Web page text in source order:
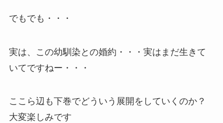
でもでも・・・
実は、この幼馴染との婚約・・・実はまだ生きて
いてですねー・・・
ここら辺も下巻でどういう展開をしていくのか？
大変楽しみです